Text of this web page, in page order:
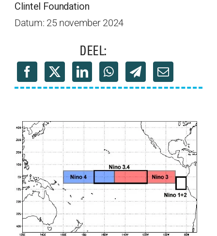
Clintel Foundation
Datum: 25 november 2024
DEEL: